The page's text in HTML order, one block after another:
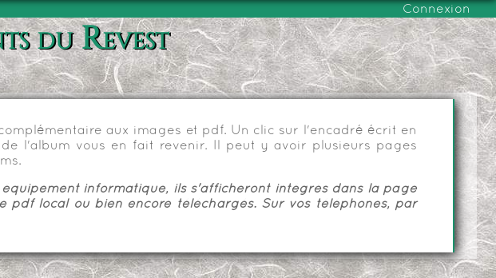
Connexion
du Revest
aux images et pdf. Un clic sur l'encadré écrit en
l'album vous en fait revenir. Il peut y avoir plusieurs pages
informatique, ils s'afficheront intégrés dans la page
local ou bien encore téléchargés. Sur vos téléphones, par